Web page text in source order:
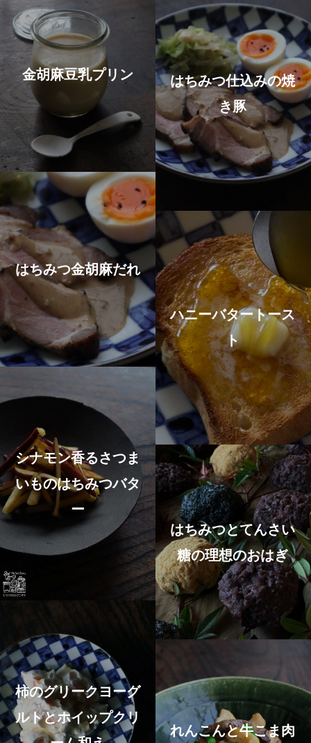
金胡麻豆乳プリン
はちみつ仕込みの焼
き豚
はちみつ金胡麻だれ
ハニーバタートース
ト
シナモン香るさつま
いものはちみつバタ
ー
はちみつとてんさい
糖の理想のおはぎ
柿のグリークヨーグ
ルトとホイップクリ
れんこんと牛こま肉